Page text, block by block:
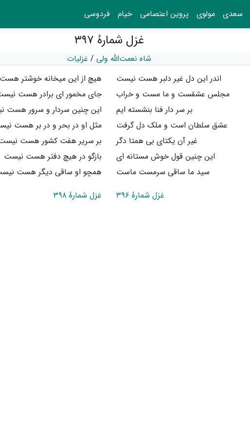
سعدی مولوی پروین اعتصامی خیام فردوسی
غزل شمارهٔ ۳۹۷
شاه نعمت‌الله ولی / غزلیات
اندر این دل غیر دلبر هست نیست
هیچ از این میخانه خوشتر
مجلس عشقست و ما مست و خراب
جای مخمور ای برادر هست
بر سر دار فنا بنشسته ایم
این چنین سردار و سرور هست
عشق سلطان است و ملک دل گرفت
مثل او در بحر و در بر هست
غیر آن یکتای بی همتا دگر
بر سریر هفت کشور هست
این چنین قول خوش مستانه ای
بازگو در هیچ دفتر هست نیست
سید ما ساقی سرمست ماست
همچو او ساقی دیگر هست
غزل شمارهٔ ۳۹۶
غزل شمارهٔ ۳۹۸